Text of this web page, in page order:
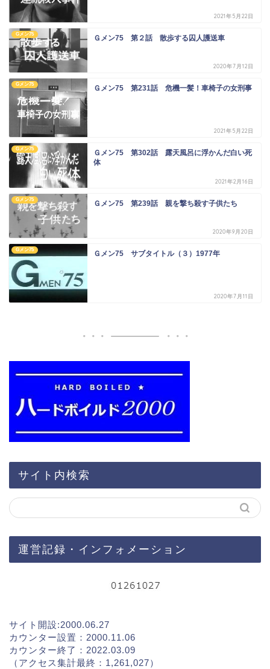
2021年5月22日
Gメン75 Ｇメン75 第２話 散歩する囚人護送車
2020年7月12日
Gメン75 Ｇメン75 第231話 危機一髪！車椅子の女刑事
2021年5月22日
Gメン75
Ｇメン75 第302話 露天風呂に浮かんだ白い死
体
2021年2月16日
Gメン75 Ｇメン75 第239話 親を撃ち殺す子供たち
2020年9月20日
Gメン75 Ｇメン75 サブタイトル（３）1977年
2020年7月11日
サイト内検索
運営記録・インフォメーション
サイト開設:2000.06.27
カウンター設置：2000.11.06
カウンター終了：2022.03.09
（アクセス集計最終：1,261,027）